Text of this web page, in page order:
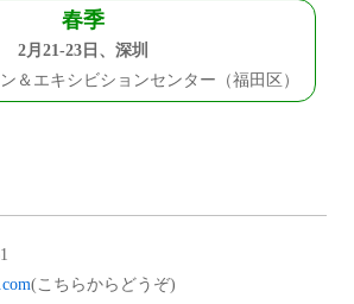
春季
2月21-23日、深圳
＆エキシビションセンター（福田区）
(こちらからどうぞ)